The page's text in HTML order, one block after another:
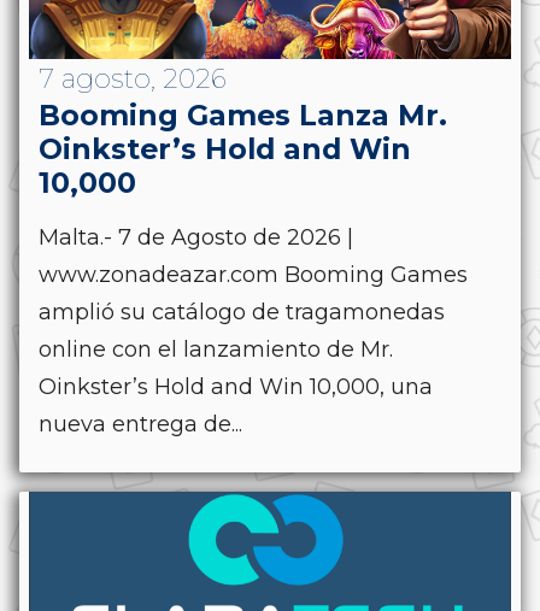
7 agosto, 2026
Booming Games Lanza Mr.
Oinkster’s Hold and Win
10,000
Malta.- 7 de Agosto de 2026 |
www.zonadeazar.com Booming Games
amplió su catálogo de tragamonedas
online con el lanzamiento de Mr.
Oinkster’s Hold and Win 10,000, una
nueva entrega de...